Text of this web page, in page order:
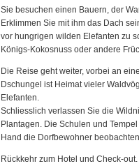
Sie besuchen einen Bauern, der
Erklimmen Sie mit ihm das Dach
vor hungrigen wilden Elefanten zu
Königs-Kokosnuss oder andere
Die Reise geht weiter, vorbei an
Dschungel ist Heimat vieler
Elefanten.
Schliesslich verlassen Sie die
Plantagen. Die Schulen und
Hand die Dorfbewohner
Rückkehr zum Hotel und Check-